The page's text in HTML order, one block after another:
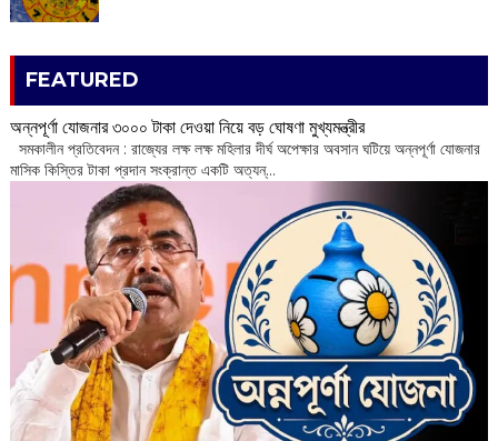
FEATURED
অন্নপূর্ণা যোজনার ৩০০০ টাকা দেওয়া নিয়ে বড় ঘোষণা মুখ্যমন্ত্রীর
সমকালীন প্রতিবেদন : রাজ্যের লক্ষ লক্ষ মহিলার দীর্ঘ অপেক্ষার অবসান ঘটিয়ে অন্নপূর্ণা যোজনার
মাসিক কিস্তির টাকা প্রদান সংক্রান্ত একটি অত্যন্...